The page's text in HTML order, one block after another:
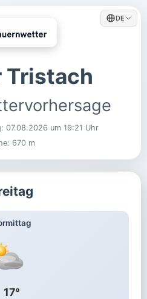
DE
Tristach
07.08.2026 um 19:21 Uhr
670 m
17°